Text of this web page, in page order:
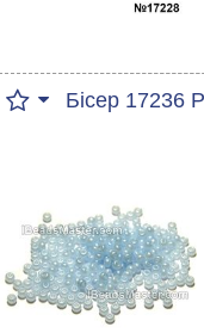
Бісер 17236